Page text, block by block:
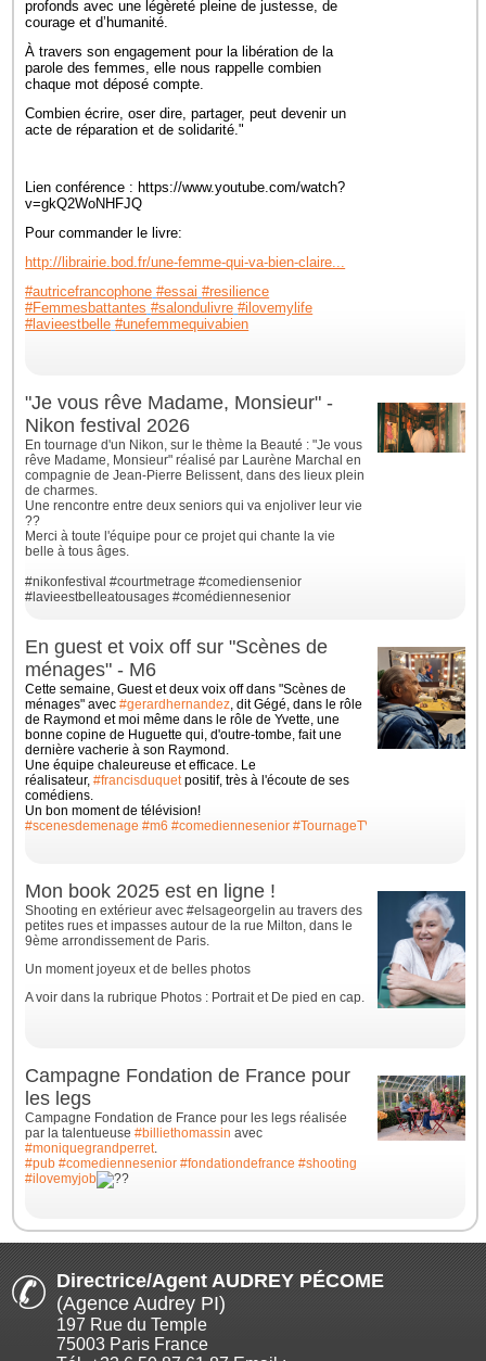
profonds avec une légèreté pleine de justesse, de
courage et d’humanité.
À travers son engagement pour la libération de la
parole des femmes, elle nous rappelle combien
chaque mot déposé compte.
Combien écrire, oser dire, partager, peut devenir un
acte de réparation et de solidarité."
Lien conférence : https://www.youtube.com/watch?
v=gkQ2WoNHFJQ
Pour commander le livre:
http://librairie.bod.fr/une-femme-qui-va-bien-claire...
#autricefrancophone #essai #resilience
#Femmesbattantes #salondulivre #ilovemylife
#lavieestbelle #unefemmequivabien
"Je vous rêve Madame, Monsieur" -
Nikon festival 2026
En tournage d'un Nikon, sur le thème la Beauté : "Je vous
rêve Madame, Monsieur" réalisé par Laurène Marchal en
compagnie de Jean-Pierre Belissent, dans des lieux plein
de charmes.
Une rencontre entre deux seniors qui va enjoliver leur vie
??
Merci à toute l'équipe pour ce projet qui chante la vie
belle à tous âges.
#nikonfestival #courtmetrage #comediensenior
#lavieestbelleatousages #comédiennesenior
En guest et voix off sur "Scènes de
ménages" - M6
Cette semaine, Guest et deux voix off dans "Scènes de
ménages" avec#gerardhernandez, dit Gégé, dans le rôle
de Raymond et moi même dans le rôle de Yvette, une
bonnecopine de Huguette qui, d'outre-tombe, fait une
dernière vacherie à son Raymond.
Une équipe chaleureuse et efficace. Le
réalisateur,#francisduquetpositif, très à l'écoute de ses
comédiens.
Un bon moment de télévision!
#scenesdemenage #m6 #comediennesenior #TournageTV
Mon book 2025 est en ligne !
Shooting en extérieur avec #elsageorgelin au travers des
petites rues et impasses autour de la rue Milton, dans le
9ème arrondissement de Paris.
Un moment joyeux et de belles photos
A voir dans la rubrique Photos : Portrait et De pied en cap.
Campagne Fondation de France pour
les legs
Campagne Fondation de France pour les legs réalisée
par la talentueuse#billiethomassin avec
#moniquegrandperret.
#pub #comediennesenior #fondationdefrance #shooting
#ilovemyjob
Directrice/Agent AUDREY PÉCOME
(Agence Audrey PI)
197 Rue du Temple
75003 Paris France